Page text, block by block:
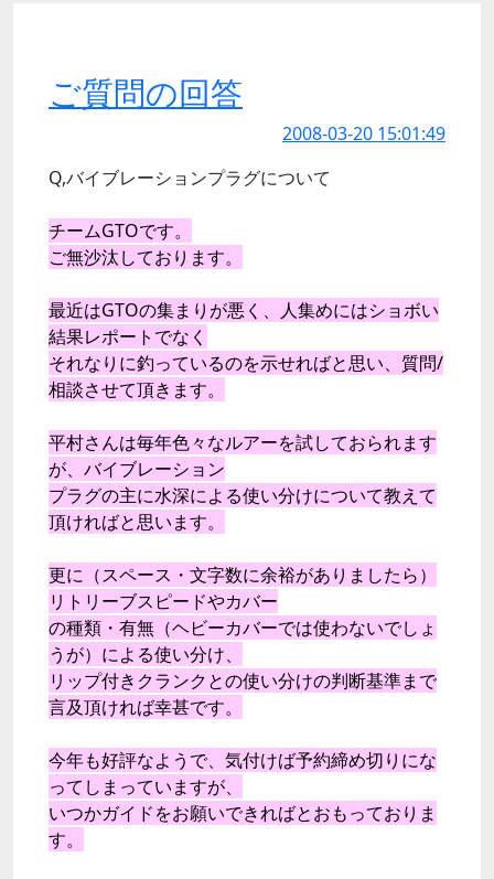
ご質問の回答
2008-03-20 15:01:49
Q,バイブレーションプラグについて
チームGTOです。
ご無沙汰しております。
最近はGTOの集まりが悪く、人集めにはショボい
結果レポートでなく
それなりに釣っているのを示せればと思い、質問/
相談させて頂きます。
平村さんは毎年色々なルアーを試しておられます
が、バイブレーション
プラグの主に水深による使い分けについて教えて
頂ければと思います。
更に（スペース・文字数に余裕がありましたら）
リトリーブスピードやカバー
の種類・有無（ヘビーカバーでは使わないでしょ
うが）による使い分け、
リップ付きクランクとの使い分けの判断基準まで
言及頂ければ幸甚です。
今年も好評なようで、気付けば予約締め切りにな
ってしまっていますが、
いつかガイドをお願いできればとおもっておりま
す。